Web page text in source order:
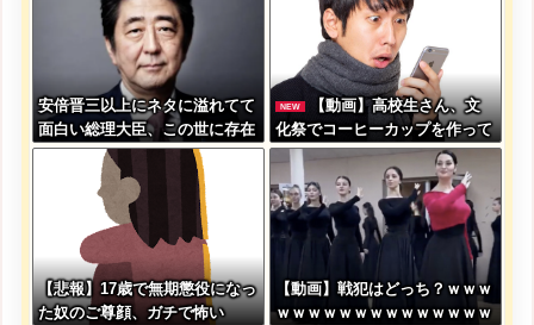
安倍晋三以上にネタに溢れてて
面白い総理大臣、この世に存在
しない説wwwwwww
NEW
【動画】高校生さん、文
化祭でコーヒーカップを作って
大盛りあがり←なんかどっかで
見たことあると話題に
【悲報】17歳で無期懲役になっ
た奴のご尊顔、ガチで怖い
【動画】戦犯はどっち？ｗｗｗ
ｗｗｗｗｗｗｗｗｗｗｗｗｗｗ